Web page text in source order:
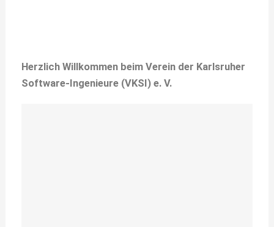
Herzlich Willkommen beim Verein der Karlsruher
Software-Ingenieure (VKSI) e. V.